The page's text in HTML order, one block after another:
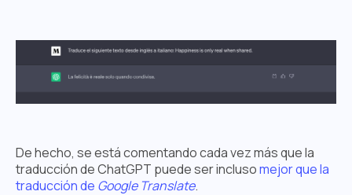
De hecho, se está comentando cada vez más que la
traducción de ChatGPT puede ser inclusomejor que la
traducción de Google Translate.